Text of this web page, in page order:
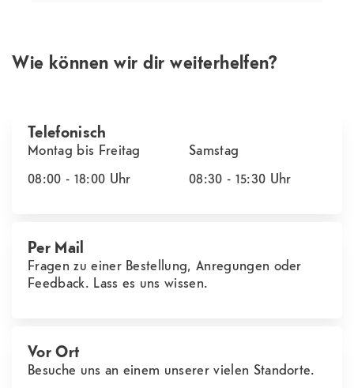
Wie können wir dir weiterhelfen?
Telefonisch
Montag bis Freitag
08:00 - 18:00 Uhr
Samstag
08:30 - 15:30 Uhr
Per Mail
Fragen zu einer Bestellung, Anregungen oder
Feedback. Lass es uns wissen.
Vor Ort
Besuche uns an einem unserer vielen Standorte.